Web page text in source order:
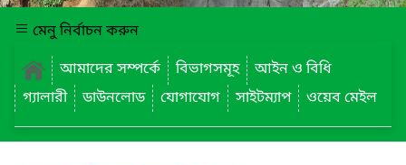
মেনু নির্বাচন করুন
আমাদের সম্পর্কে
বিভাগসমূহ
আইন ও বিধি
গ্যালারী
ডাউনলোড যোগাযোগ সাইটম্যাপ ওয়েব মেইল